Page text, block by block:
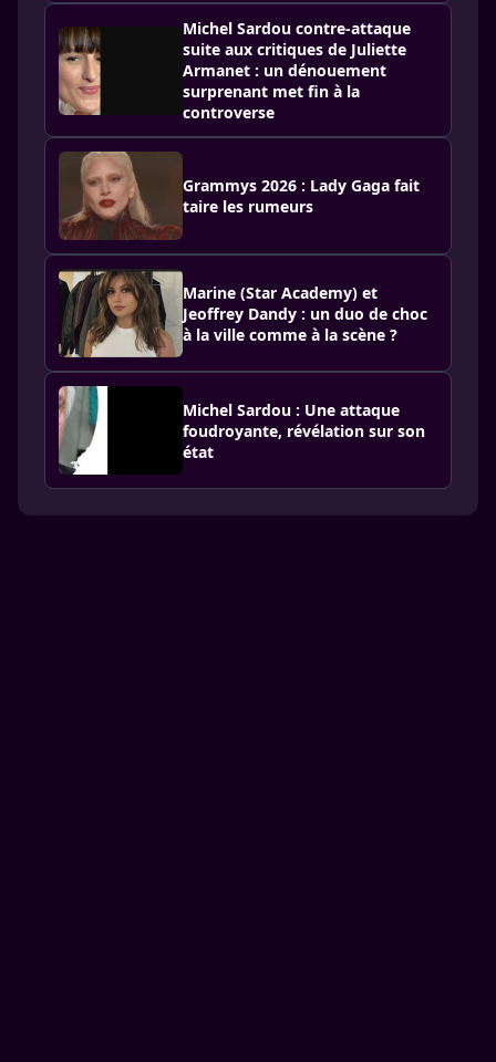
Michel Sardou contre-attaque
suite aux critiques de Juliette
Armanet : un dénouement
surprenant met fin à la
controverse
Grammys 2026 : Lady Gaga fait
taire les rumeurs
Marine (Star Academy) et
Jeoffrey Dandy : un duo de choc
à la ville comme à la scène ?
Michel Sardou : Une attaque
foudroyante, révélation sur son
état